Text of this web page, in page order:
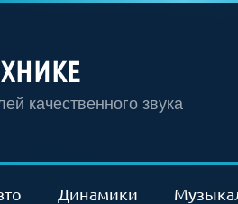
качественного звука
Динамики